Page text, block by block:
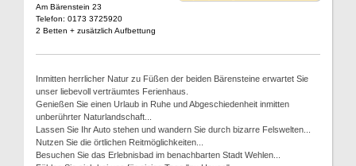
Am Bärenstein 23
Telefon: 0173 3725920
2 Betten + zusätzlich Aufbettung
Inmitten herrlicher Natur zu Füßen der beiden Bärensteine erwartet Sie
unser liebevoll verträumtes Ferienhaus.
Genießen Sie einen Urlaub in Ruhe und Abgeschiedenheit inmitten
unberührter Naturlandschaft...
Lassen Sie Ihr Auto stehen und wandern Sie durch bizarre Felswelten...
Nutzen Sie die örtlichen Reitmöglichkeiten...
Besuchen Sie das Erlebnisbad im benachbarten Stadt Wehlen...